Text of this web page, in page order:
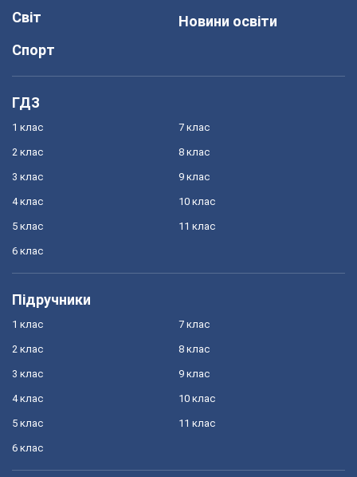
Світ
Спорт
Новини освіти
ГДЗ
1 клас
2 клас
3 клас
4 клас
5 клас
6 клас
7 клас
8 клас
9 клас
10 клас
11 клас
Підручники
1 клас
2 клас
3 клас
4 клас
5 клас
6 клас
7 клас
8 клас
9 клас
10 клас
11 клас